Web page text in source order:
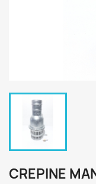
CREPINE